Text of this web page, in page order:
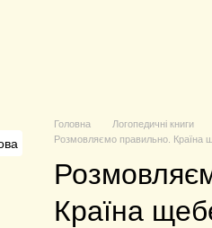
Головна Логопедичні книги
Розмовляємо правильно. ​Країна
Країна